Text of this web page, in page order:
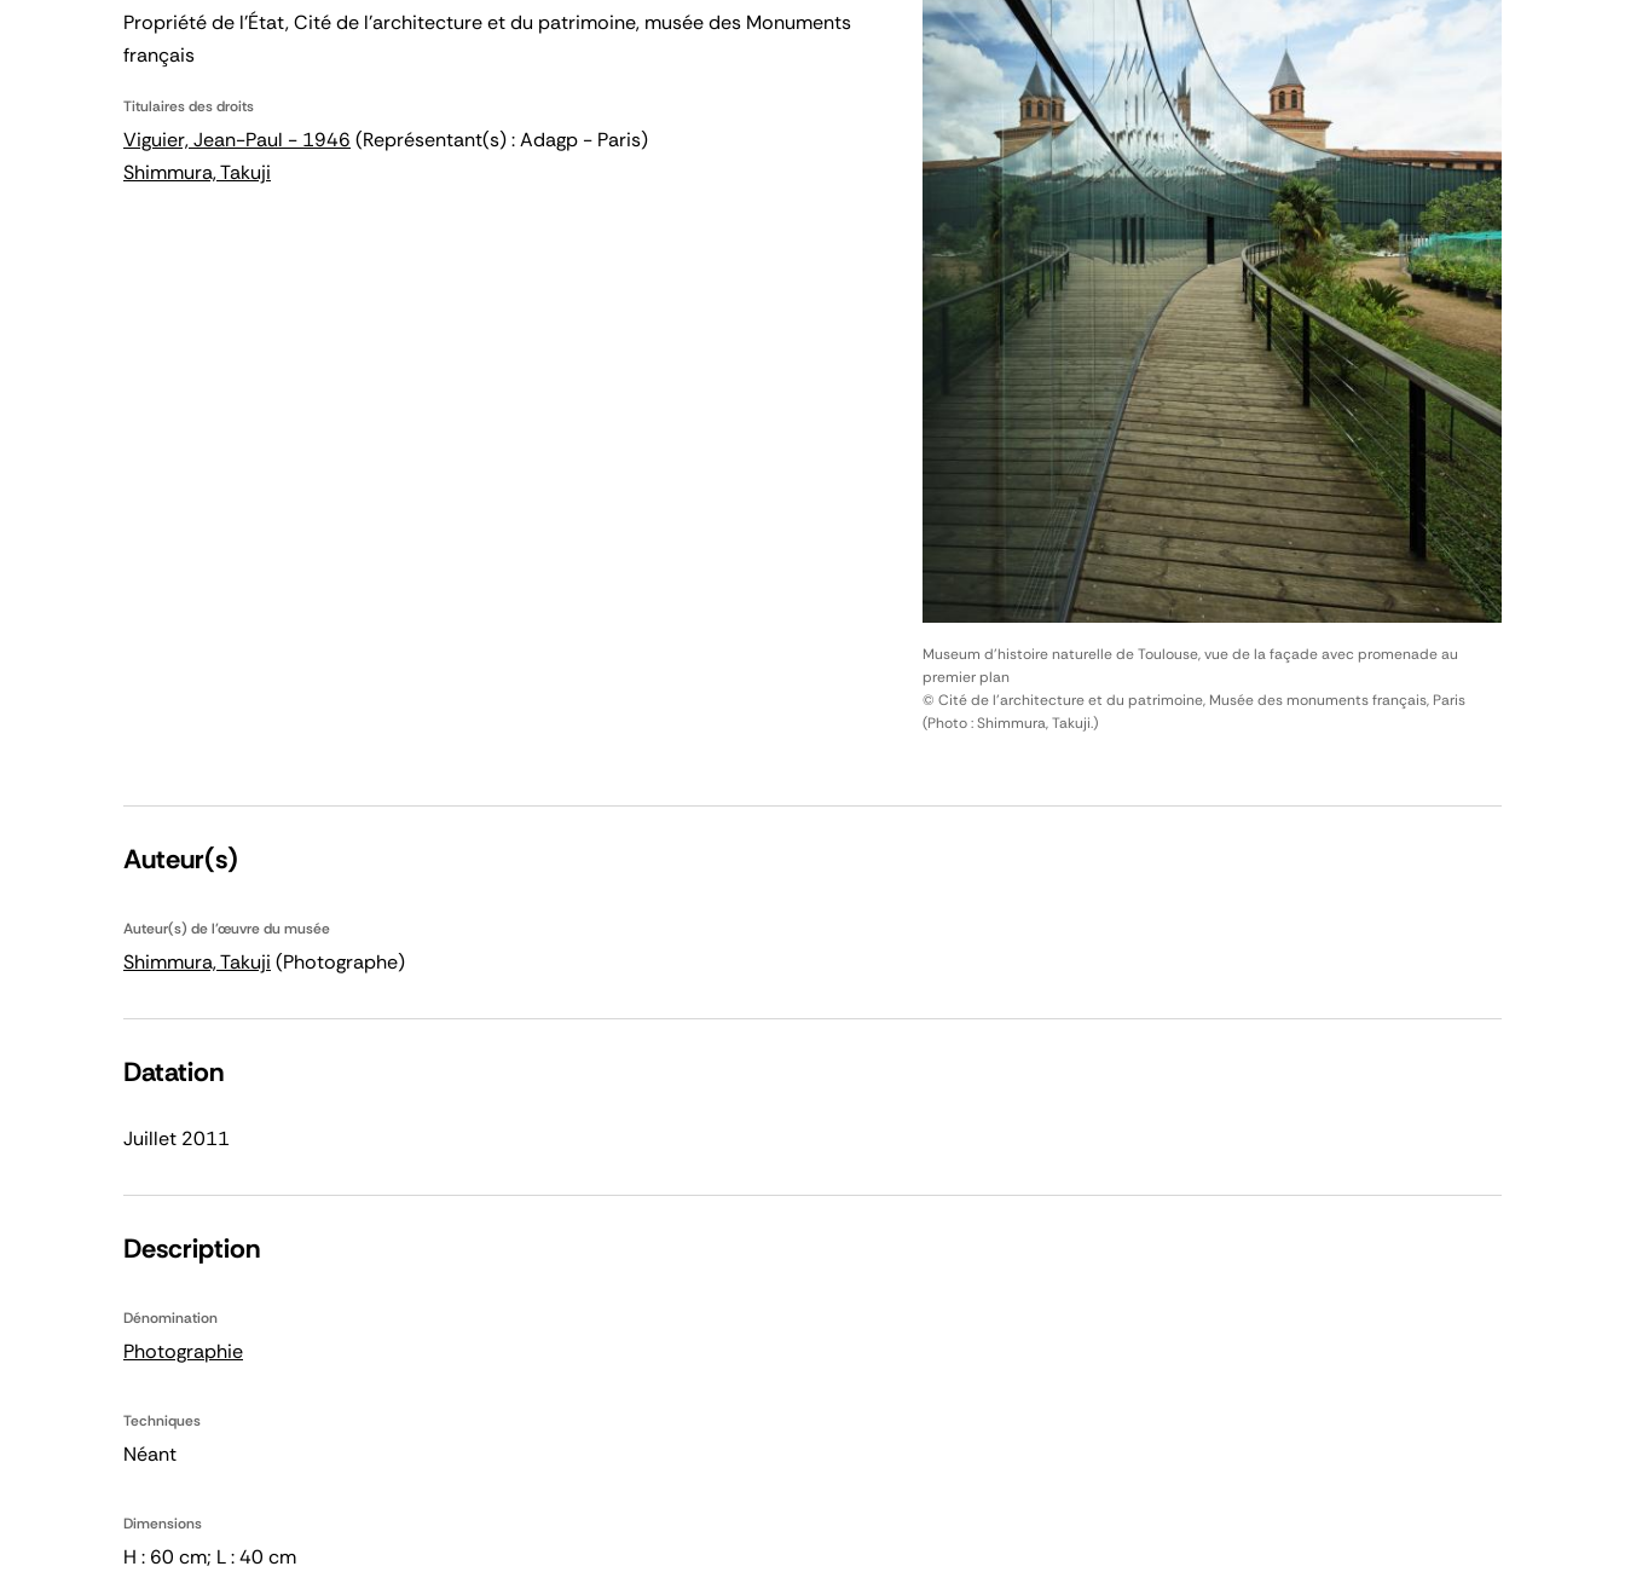
Propriété de l’État, Cité de l’architecture et du patrimoine, musée des Monuments
français
Titulaires des droits
Viguier, Jean-Paul - 1946 (Représentant(s) : Adagp - Paris)
Shimmura, Takuji
Museum d'histoire naturelle de Toulouse, vue de la façade avec promenade au
premier plan
© Cité de l'architecture et du patrimoine, Musée des monuments français, Paris
(Photo : Shimmura, Takuji.)
Auteur(s)
Auteur(s) de l'œuvre du musée
Shimmura, Takuji (Photographe)
Datation
Juillet 2011
Description
Dénomination
Photographie
Techniques
Néant
Dimensions
H : 60 cm; L : 40 cm